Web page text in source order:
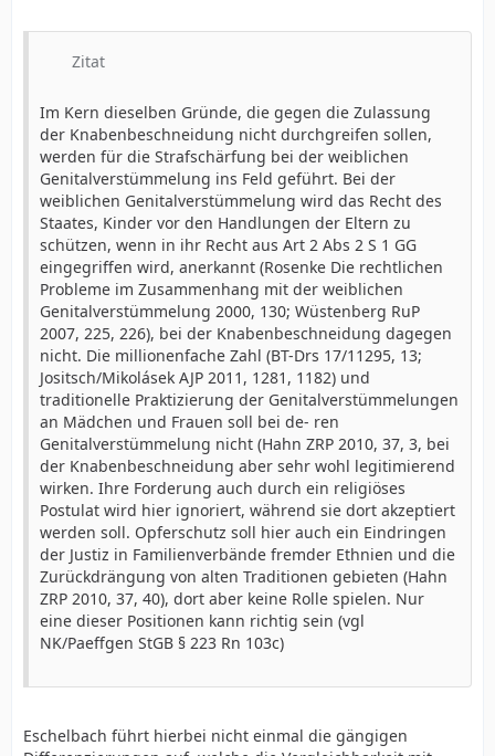
Zitat
Im Kern dieselben Gründe, die gegen die Zulassung
der Knabenbeschneidung nicht durchgreifen sollen,
werden für die Strafschärfung bei der weiblichen
Genitalverstümmelung ins Feld geführt. Bei der
weiblichen Genitalverstümmelung wird das Recht des
Staates, Kinder vor den Handlungen der Eltern zu
schützen, wenn in ihr Recht aus Art 2 Abs 2 S 1 GG
eingegriffen wird, anerkannt (Rosenke Die rechtlichen
Probleme im Zusammenhang mit der weiblichen
Genitalverstümmelung 2000, 130; Wüstenberg RuP
2007, 225, 226), bei der Knabenbeschneidung dagegen
nicht. Die millionenfache Zahl (BT-Drs 17/11295, 13;
Jositsch/Mikolásek AJP 2011, 1281, 1182) und
traditionelle Praktizierung der Genitalverstümmelungen
an Mädchen und Frauen soll bei de- ren
Genitalverstümmelung nicht (Hahn ZRP 2010, 37, 3, bei
der Knabenbeschneidung aber sehr wohl legitimierend
wirken. Ihre Forderung auch durch ein religiöses
Postulat wird hier ignoriert, während sie dort akzeptiert
werden soll. Opferschutz soll hier auch ein Eindringen
der Justiz in Familienverbände fremder Ethnien und die
Zurückdrängung von alten Traditionen gebieten (Hahn
ZRP 2010, 37, 40), dort aber keine Rolle spielen. Nur
eine dieser Positionen kann richtig sein (vgl
NK/Paeffgen StGB § 223 Rn 103c)
Eschelbach führt hierbei nicht einmal die gängigen